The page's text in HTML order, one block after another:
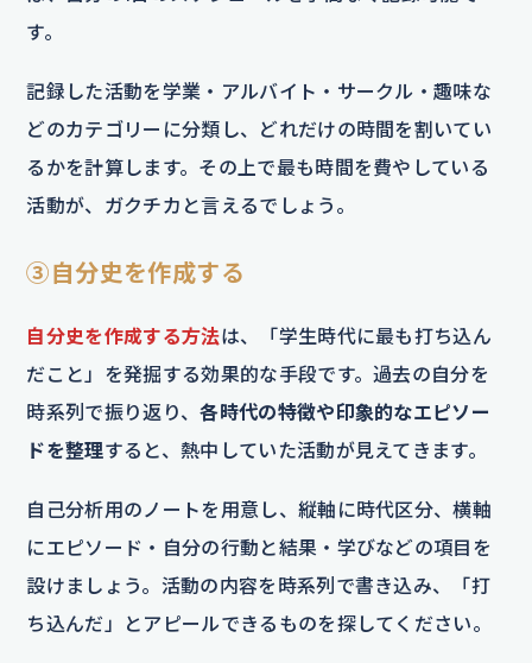
す。
記録した活動を学業・アルバイト・サークル・趣味な
どのカテゴリーに分類し、どれだけの時間を割いてい
るかを計算します。その上で最も時間を費やしている
活動が、ガクチカと言えるでしょう。
③自分史を作成する
自分史を作成する方法は、「学生時代に最も打ち込ん
だこと」を発掘する効果的な手段です。過去の自分を
時系列で振り返り、各時代の特徴や印象的なエピソー
ドを整理すると、熱中していた活動が見えてきます。
自己分析用のノートを用意し、縦軸に時代区分、横軸
にエピソード・自分の行動と結果・学びなどの項目を
設けましょう。活動の内容を時系列で書き込み、「打
ち込んだ」とアピールできるものを探してください。